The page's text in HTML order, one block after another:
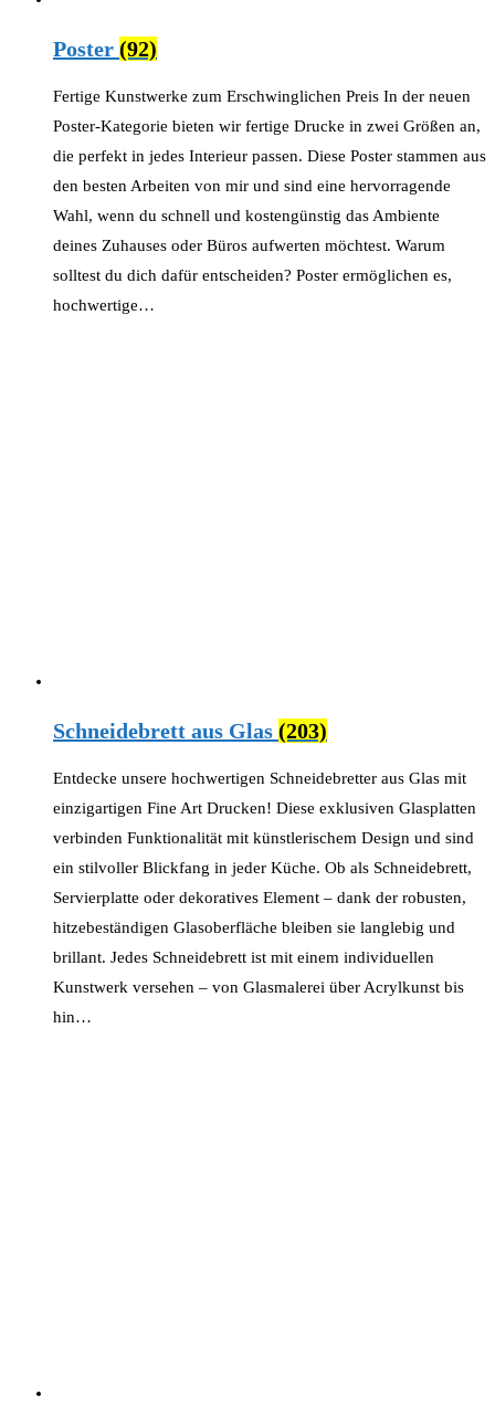
Poster (92)
Fertige Kunstwerke zum Erschwinglichen Preis In der neuen
Poster-Kategorie bieten wir fertige Drucke in zwei Größen an,
die perfekt in jedes Interieur passen. Diese Poster stammen aus
den besten Arbeiten von mir und sind eine hervorragende
Wahl, wenn du schnell und kostengünstig das Ambiente
deines Zuhauses oder Büros aufwerten möchtest. Warum
solltest du dich dafür entscheiden? Poster ermöglichen es,
hochwertige…
Schneidebrett aus Glas (203)
Entdecke unsere hochwertigen Schneidebretter aus Glas mit
einzigartigen Fine Art Drucken! Diese exklusiven Glasplatten
verbinden Funktionalität mit künstlerischem Design und sind
ein stilvoller Blickfang in jeder Küche. Ob als Schneidebrett,
Servierplatte oder dekoratives Element – dank der robusten,
hitzebeständigen Glasoberfläche bleiben sie langlebig und
brillant. Jedes Schneidebrett ist mit einem individuellen
Kunstwerk versehen – von Glasmalerei über Acrylkunst bis
hin…